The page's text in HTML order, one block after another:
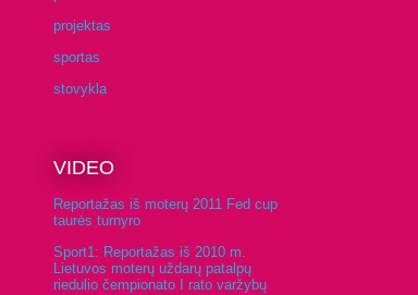
projektas
sportas
stovykla
VIDEO
Reportažas iš moterų 2011 Fed cup
taurės turnyro
Sport1: Reportažas iš 2010 m.
Lietuvos moterų uždarų patalpų
riedulio čempionato I rato varžybų